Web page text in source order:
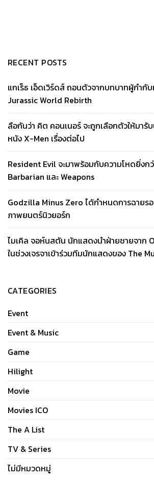
RECENT POSTS
แกเร็ธ เอ็ดเวิร์ดส์ ถอนตัวจากบทบาทผู้กำกั
Jurassic World Rebirth
ลือกันว่า คิต คอนเนอร์ จะถูกเลือกตัวให้มารั
หนัง X-Men เรื่องต่อไป
Resident Evil จะมาพร้อมกับความโหดยิ่งก
Barbarian และ Weapons
Godzilla Minus Zero ได้กำหนดการฉาย
ภาพยนตร์นิวยอร์ก
ไมเคิล จอห์นสตัน นักแสดงนำฝ่ายชายจาก
ในช่วงเจรจาเข้าร่วมทีมนักแสดงของ The
CATEGORIES
Event
Event & Music
Game
Hilight
Movie
Movies ICO
The A List
TV & Series
ไม่มีหมวดหมู่